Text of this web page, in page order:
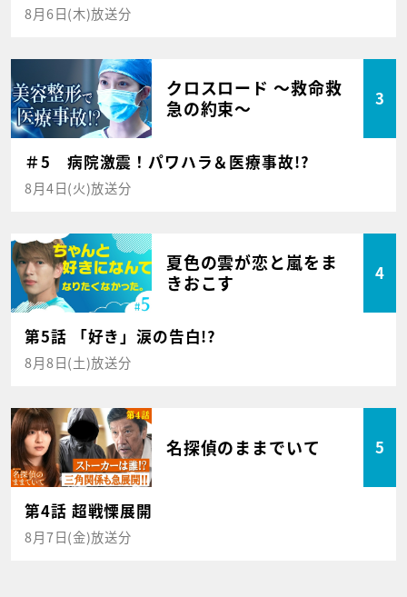
8月6日(木)放送分
クロスロード ～救命救
急の約束～
3
＃5 病院激震！パワハラ＆医療事故!?
8月4日(火)放送分
夏色の雲が恋と嵐をま
きおこす
4
第5話 「好き」涙の告白!?
8月8日(土)放送分
名探偵のままでいて 5
第4話 超戦慄展開
8月7日(金)放送分